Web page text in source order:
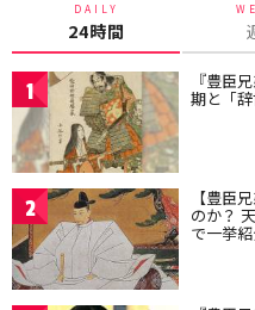
DAILY
24時間
1 『豊臣
期と「
2 【豊臣
のか？
で一挙